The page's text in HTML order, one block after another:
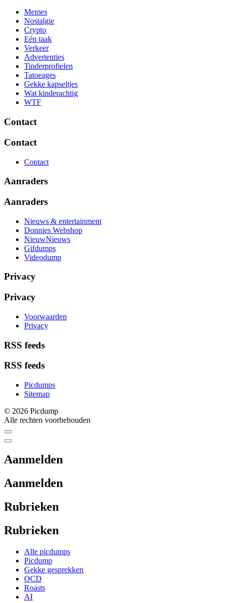
Memes
Nostalgie
Crypto
Eén taak
Verkeer
Advertenties
Tinderprofielen
Tatoeages
Gekke kapseltjes
Wat kinderachtig
WTF
Contact
Contact
Contact
Aanraders
Aanraders
Nieuws & entertainment
Donnies Webshop
NieuwNieuws
Gifdumps
Videodump
Privacy
Privacy
Voorwaarden
Privacy
RSS feeds
RSS feeds
Picdumps
Sitemap
© 2026 Picdump
Alle rechten voorbehouden
Aanmelden
Aanmelden
Rubrieken
Rubrieken
Alle picdumps
Picdump
Gekke gesprekken
OCD
Roasts
AI